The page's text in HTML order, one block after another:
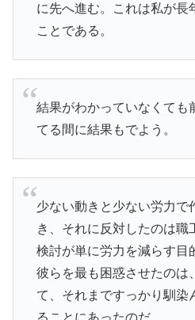
に先へ進む。これは私が長
ことである。
結果がわかっていなくても
てる間に結果もでよう。
少ない動きと少ない労力で
き、それに反対したのは職
検討が単に労力を減らす目
彼らを最も困惑させたのは
て、それまですっかり馴染